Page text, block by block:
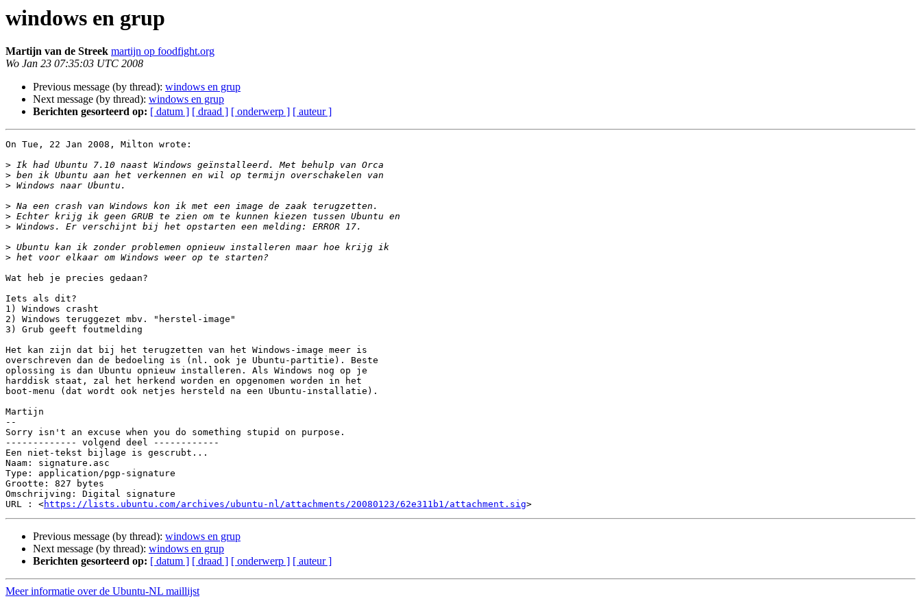
windows en grup
Martijn van de Streek martijn op foodfight.org
Wo Jan 23 07:35:03 UTC 2008
Previous message (by thread): windows en grup
Next message (by thread): windows en grup
Berichten gesorteerd op: [ datum ] [ draad ] [ onderwerp ] [ auteur ]
On Tue, 22 Jan 2008, Milton wrote:
>
>
>
>
>
>
>
>
Wat heb je precies gedaan?
Iets als dit?
1) Windows crasht
2) Windows teruggezet mbv. "herstel-image"
3) Grub geeft foutmelding
Het kan zijn dat bij het terugzetten van het Windows-image meer is
overschreven dan de bedoeling is (nl. ook je Ubuntu-partitie). Beste
oplossing is dan Ubuntu opnieuw installeren. Als Windows nog op je
harddisk staat, zal het herkend worden en opgenomen worden in het
boot-menu (dat wordt ook netjes hersteld na een Ubuntu-installatie).
Martijn
--
Sorry isn't an excuse when you do something stupid on purpose.
------------- volgend deel ------------
Een niet-tekst bijlage is gescrubt...
Naam: signature.asc
Type: application/pgp-signature
Grootte: 827 bytes
Omschrijving: Digital signature
URL : <https://lists.ubuntu.com/archives/ubuntu-nl/attachments/20080123/62e311b1/attachment.sig
Previous message (by thread): windows en grup
Next message (by thread): windows en grup
Berichten gesorteerd op: [ datum ] [ draad ] [ onderwerp ] [ auteur ]
Meer informatie over de Ubuntu-NL maillijst